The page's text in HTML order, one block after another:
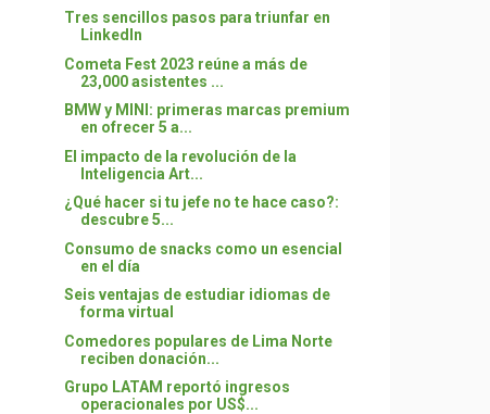
Tres sencillos pasos para triunfar en
LinkedIn
Cometa Fest 2023 reúne a más de
23,000 asistentes ...
BMW y MINI: primeras marcas premium
en ofrecer 5 a...
El impacto de la revolución de la
Inteligencia Art...
¿Qué hacer si tu jefe no te hace caso?:
descubre 5...
Consumo de snacks como un esencial
en el día
Seis ventajas de estudiar idiomas de
forma virtual
Comedores populares de Lima Norte
reciben donación...
Grupo LATAM reportó ingresos
operacionales por US$...